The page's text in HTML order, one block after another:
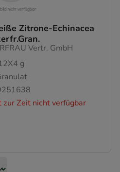
Zitrone-Echinacea
Vertr. GmbH
g
zur Zeit nicht verfügbar